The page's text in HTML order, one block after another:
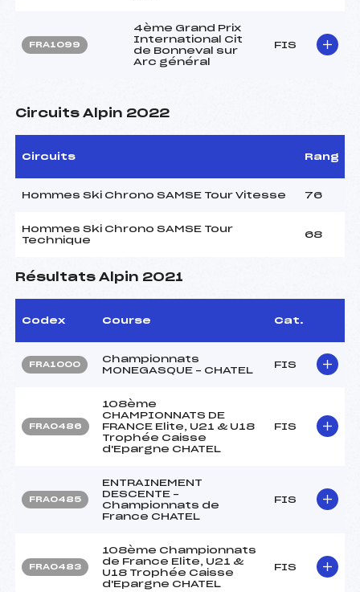
FRA1099
4ème Grand Prix
International Cit
de Bonneval sur
Arc général
FIS
Circuits Alpin 2022
Circuits Rang
Hommes Ski Chrono SAMSE Tour Vitesse 76
Hommes Ski Chrono SAMSE Tour
Technique
68
Résultats Alpin 2021
Codex Course Cat.
FRA1000
Championnats
MONEGASQUE – CHATEL
FIS
FRA0486
108ème
CHAMPIONNATS DE
FRANCE Elite, U21 & U18
Trophée Caisse
d'Epargne CHATEL
FIS
FRA0485
ENTRAINEMENT
DESCENTE –
Championnats de
France CHATEL
FIS
FRA0483
108ème Championnats
de France Elite, U21 &
U18 Trophée Caisse
d'Epargne CHATEL
FIS